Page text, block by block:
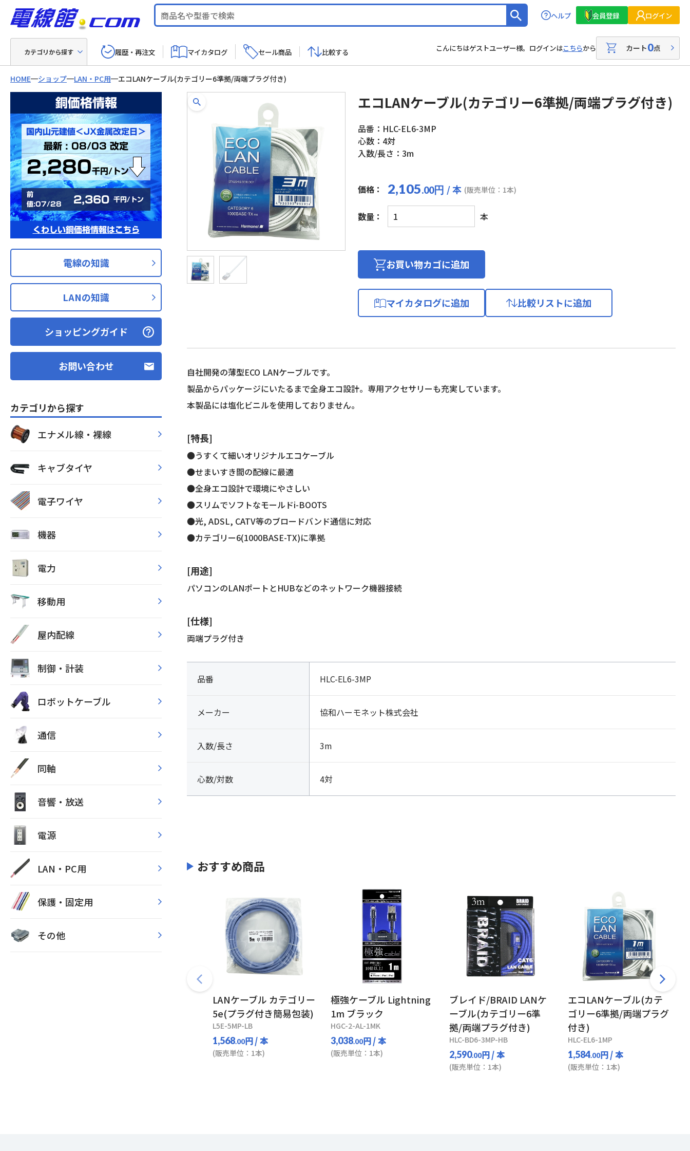
ヘルプ 会員登録 ログイン
カテゴリから探す 履歴・再注文 マイカタログ セール商品 比較する こんにちはゲストユーザー様。ログインはこちらから カート0点
HOME ショップ LAN・PC用 エコLANケーブル(カテゴリー6準拠/両端プラグ付き)
銅価格情報
国内山元建値＜JX金属改定日＞
最新 : 08/03 改定
2,280千円/トン
前
値:07/28
2,360 千円/トン
くわしい銅価格情報はこちら
電線の知識
LANの知識
ショッピングガイド
お問い合わせ
カテゴリから探す
エナメル線・裸線
キャブタイヤ
電子ワイヤ
機器
電力
移動用
屋内配線
制御・計装
ロボットケーブル
通信
同軸
音響・放送
電源
LAN・PC用
保護・固定用
その他
エコLANケーブル(カテゴリー6準拠/両端プラグ付き)
品番：HLC-EL6-3MP
心数：4対
入数/長さ：3m
価格： 2,105.00円 / 本 (販売単位：1本)
数量：
エ
コ
ケ
ー
拠/
両
本
お買い物カゴに追加
マイカタログに追加 比較リストに追加
自社開発の薄型ECO LANケーブルです。
製品からパッケージにいたるまで全身エコ設計。専用アクセサリーも充実しています。
本製品には塩化ビニルを使用しておりません。
[特長]
●うすくて細いオリジナルエコケーブル
●せまいすき間の配線に最適
●全身エコ設計で環境にやさしい
●スリムでソフトなモールドi-BOOTS
●光, ADSL, CATV等のブロードバンド通信に対応
●カテゴリー6(1000BASE-TX)に準拠
[用途]
パソコンのLANポートとHUBなどのネットワーク機器接続
[仕様]
両端プラグ付き
品番 HLC-EL6-3MP
メーカー 協和ハーモネット株式会社
入数/長さ 3m
心数/対数 4対
おすすめ商品
LANケーブル カテゴリー
5e(プラグ付き簡易包装)
L5E-5MP-LB
1,568.00円/ 本
(販売単位：1本)
極強ケーブル Lightning
1m ブラック
HGC-2-AL-1MK
3,038.00円/ 本
(販売単位：1本)
ブレイド/BRAID LANケ
ーブル(カテゴリー6準
拠/両端プラグ付き)
HLC-BD6-3MP-HB
2,590.00円/ 本
(販売単位：1本)
エコLANケーブル(カテ
ゴリー6準拠/両端プラグ
付き)
HLC-EL6-1MP
1,584.00円/ 本
(販売単位：1本)